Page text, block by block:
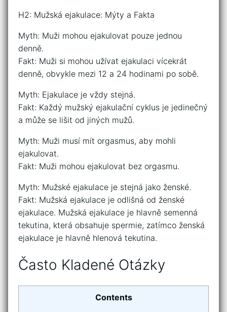
H2: Mužská ejakulace: Mýty a Fakta
Myth: Muži mohou ejakulovat pouze jednou
denně.
Fakt: Muži si mohou užívat ejakulaci vícekrát
denně, obvykle mezi 12 a 24 hodinami po sobě.
Myth: Ejakulace je vždy stejná.
Fakt: Každý mužský ejakulační cyklus je jedinečný
a může se lišit od jiných mužů.
Myth: Muži musí mít orgasmus, aby mohli
ejakulovat.
Fakt: Muži mohou ejakulovat bez orgasmu.
Myth: Mužské ejakulace je stejná jako ženské.
Fakt: Mužská ejakulace je odlišná od ženské
ejakulace. Mužská ejakulace je hlavně semenná
tekutina, která obsahuje spermie, zatímco ženská
ejakulace je hlavně hlenová tekutina.
Často Kladené Otázky
Contents